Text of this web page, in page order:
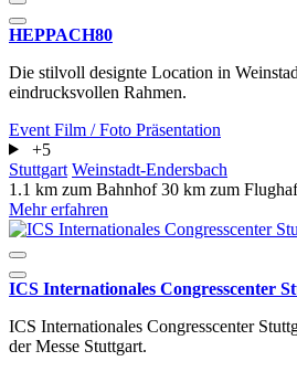
HEPPACH80
Die stilvoll designte Location in
eindrucksvollen Rahmen.
Event Film / Foto Präsentation
+5
Stuttgart Weinstadt-Endersbach
1.1 km zum Bahnhof30 km zum
Mehr erfahren
ICS Internationales Congresscenter
ICS Internationales Congresscenter
der Messe Stuttgart.